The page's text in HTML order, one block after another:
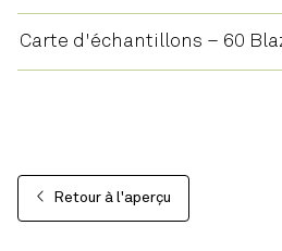
Carte d'échantillons – 60
Retour à l'aperçu